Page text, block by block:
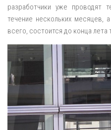
разработчики уже проводят
течение нескольких месяцев,
всего, состоится до конца лета